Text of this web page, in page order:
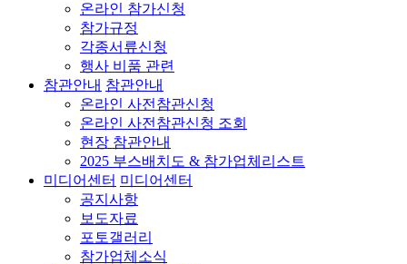
온라인 참가신청
참가규정
각종서류신청
행사 비품 관련
참관안내 참관안내
온라인 사전참관신청
온라인 사전참관신청 조회
현장 참관안내
2025 부스배치도 & 참가업체리스트
미디어센터 미디어센터
공지사항
보도자료
포토갤러리
참가업체소식